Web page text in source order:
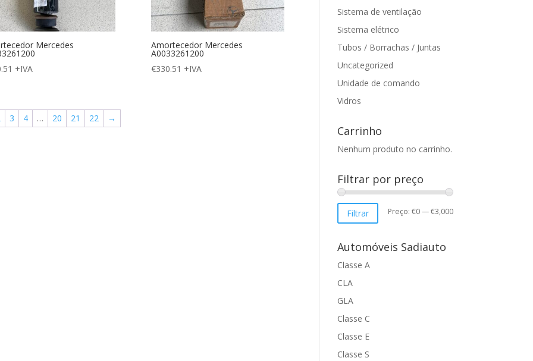
Mercedes
+IVA
Amortecedor Mercedes
A0033261200
€330.51 +IVA
3 4 … 20 21 22 →
Sistema de ventilação
Sistema elétrico
Tubos / Borrachas / Juntas
Uncategorized
Unidade de comando
Vidros
Carrinho
Nenhum produto no carrinho.
Filtrar por preço
Preço
Preço
Filtrar Preço: €0—€3,000
Automóveis Sadiauto
Classe A
CLA
GLA
Classe C
Classe E
Classe S